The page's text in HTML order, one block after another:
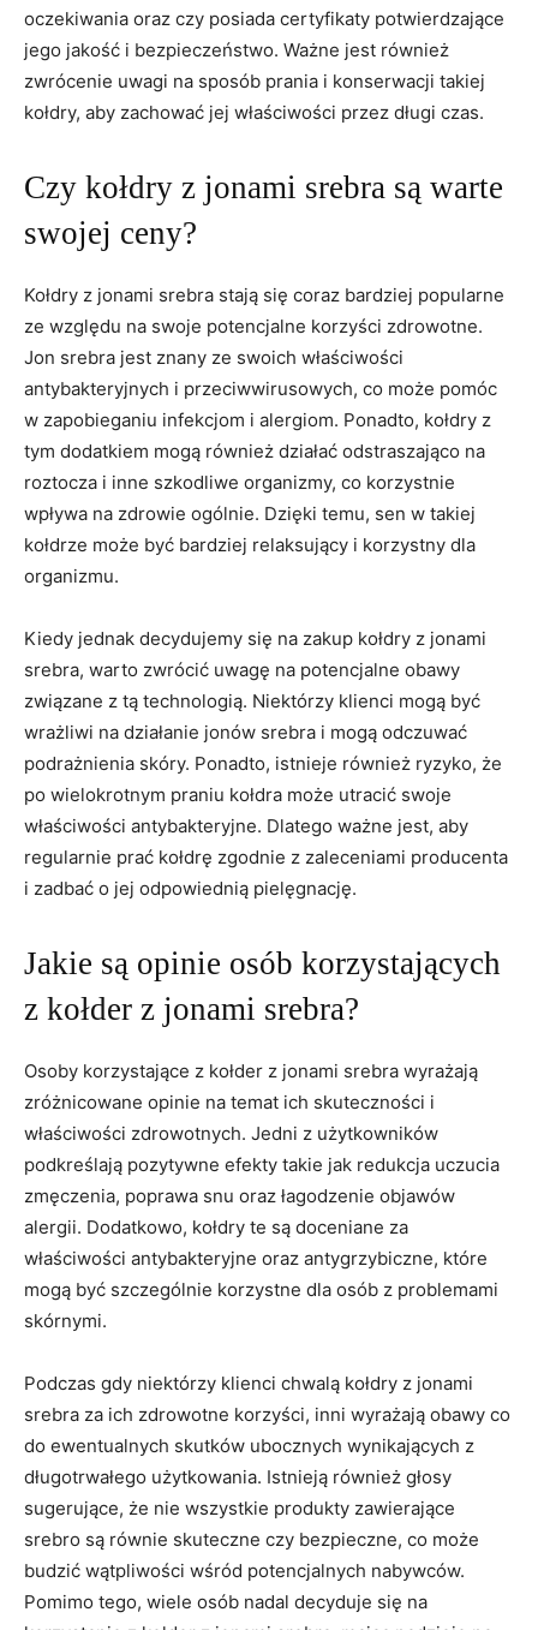
⁣oczekiwania oraz czy posiada certyfikaty potwierdzające
jego jakość i bezpieczeństwo. Ważne jest‌ również
zwrócenie uwagi na sposób prania i⁤ konserwacji takiej
kołdry, aby zachować⁣ jej właściwości przez długi czas.
Czy kołdry ⁤z jonami srebra są warte
swojej ceny?
Kołdry z jonami srebra stają się ‌coraz bardziej ‍popularne
ze względu na swoje potencjalne korzyści zdrowotne.
Jon srebra⁣ jest znany ze swoich właściwości
antybakteryjnych‌ i⁣ przeciwwirusowych, co może pomóc
w zapobieganiu infekcjom⁣ i alergiom. Ponadto, kołdry z
tym dodatkiem mogą również działać odstraszająco na
roztocza ⁣i inne‍ szkodliwe organizmy, co ‍korzystnie
wpływa na zdrowie ogólnie. Dzięki temu, sen w takiej
kołdrze‍ może być⁢ bardziej‌ relaksujący i korzystny dla‌
organizmu.
Kiedy​ jednak decydujemy się na zakup kołdry z jonami
srebra, warto zwrócić uwagę ⁤na potencjalne obawy
związane z‍ tą technologią. Niektórzy klienci mogą⁣ być​
wrażliwi na działanie jonów srebra ⁤i mogą odczuwać‍
podrażnienia skóry. Ponadto, istnieje​ również ryzyko, że
po wielokrotnym praniu ​kołdra może ‌utracić swoje
właściwości⁣ antybakteryjne.⁤ Dlatego ⁣ważne jest, aby
regularnie prać kołdrę zgodnie z zaleceniami producenta⁣
i zadbać o ⁣jej odpowiednią pielęgnację.
Jakie są opinie osób korzystających
⁢z kołder z jonami srebra?
Osoby korzystające z kołder z jonami srebra wyrażają
zróżnicowane ⁣opinie na ⁣temat ich​ skuteczności i
właściwości zdrowotnych. Jedni z użytkowników
⁣podkreślają pozytywne ⁢efekty takie jak redukcja⁣ uczucia
zmęczenia, poprawa snu oraz łagodzenie objawów
alergii. Dodatkowo, kołdry te są⁣ doceniane⁢ za
właściwości antybakteryjne oraz antygrzybiczne, które
mogą⁢ być szczególnie korzystne dla osób z problemami‌
skórnymi.
Podczas gdy niektórzy klienci⁤ chwalą‍ kołdry​ z jonami‍
srebra za ⁣ich zdrowotne korzyści,⁢ inni wyrażają obawy co
do ewentualnych skutków ubocznych wynikających z⁣
długotrwałego użytkowania. Istnieją ⁤również głosy
sugerujące, że nie wszystkie produkty zawierające
srebro są równie skuteczne czy⁣ bezpieczne, co może
budzić wątpliwości wśród potencjalnych nabywców.⁣
Pomimo tego, wiele osób nadal ⁢decyduje⁣ się na